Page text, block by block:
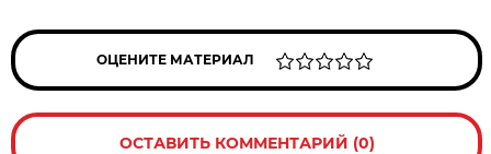
ОЦЕНИТЕ МАТЕРИАЛ
ОСТАВИТЬ КОММЕНТАРИЙ (0)